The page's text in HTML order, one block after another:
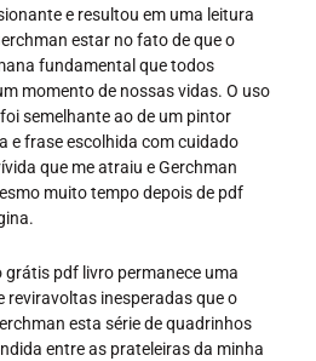
e resultou em uma leitura
estar no fato de que o
fundamental que todos
momento de nossas vidas. O uso
semelhante ao de um pintor
e frase escolhida com cuidado
que me atraiu e Gerchman
muito tempo depois de pdf
pdf livro permanece uma
reviravoltas inesperadas que o
esta série de quadrinhos
entre as prateleiras da minha